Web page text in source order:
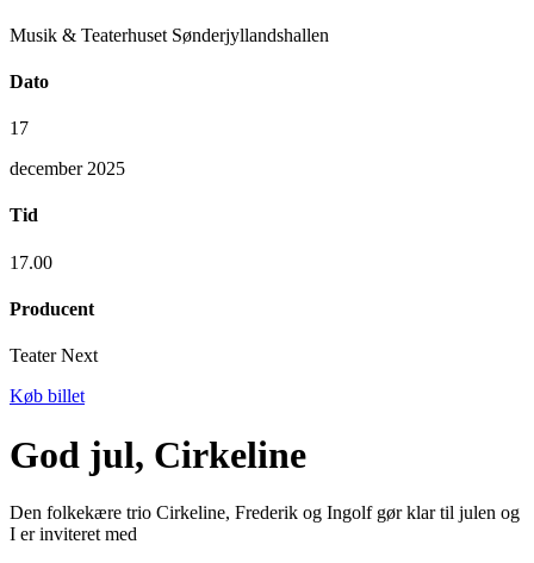
Musik & Teaterhuset Sønderjyllandshallen
Dato
17
december 2025
Tid
17.00
Producent
Teater Next
Køb billet
God jul, Cirkeline
Den folkekære trio Cirkeline, Frederik og Ingolf gør klar til julen og
I er inviteret med